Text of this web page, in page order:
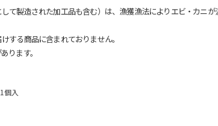
製造された加工品も含む）は、漁獲漁法によりエビ・カニ
する商品に含まれておりません。
ります。
個入